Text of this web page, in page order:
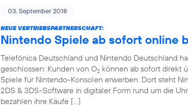
03. September 2018
NEUE VERTRIEBSPARTNERSCHAFT:
Nintendo Spiele ab sofort online
Telefónica Deutschland und Nintendo Deutschland
geschlossen: Kunden von O2 können ab sofort direkt
Spiele für Nintendo-Konsolen erwerben. Dort steht
2DS & 3DS-Software in digitaler Form rund um die
bezahlen ihre Käufe […]